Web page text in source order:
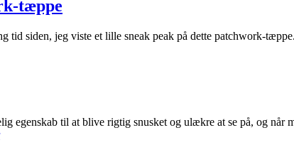
tæppe
tid siden, jeg viste et lille sneak peak på dette patchwork-
egenskab til at blive rigtig snusket og ulækre at se på, og når